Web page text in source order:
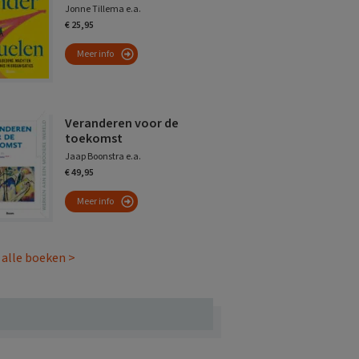
Jonne Tillema e.a.
€ 25,95
Meer info
Veranderen voor de
toekomst
Jaap Boonstra e.a.
€ 49,95
Meer info
boeken >